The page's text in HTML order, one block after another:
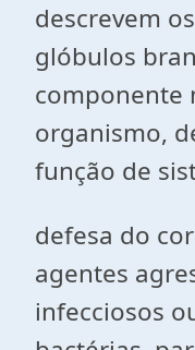
descrevem
glóbulos
componente
organismo,
função de
defesa do
agentes
infecciosos